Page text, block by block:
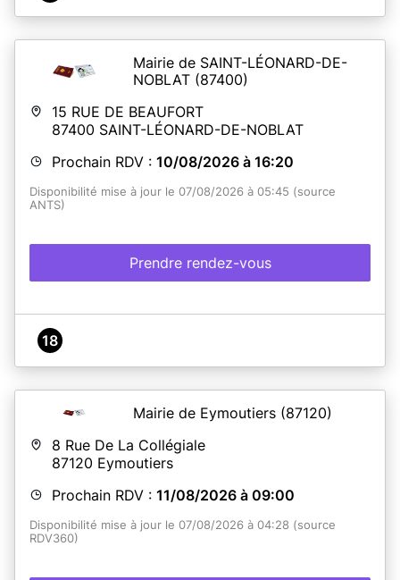
Mairie de SAINT-LÉONARD-DE-
NOBLAT (87400)
15 RUE DE BEAUFORT
87400 SAINT-LÉONARD-DE-NOBLAT
Prochain RDV : 10/08/2026 à 16:20
Disponibilité mise à jour le 07/08/2026 à 05:45 (source
ANTS)
Prendre rendez-vous
18
Mairie de Eymoutiers (87120)
8 Rue De La Collégiale
87120 Eymoutiers
Prochain RDV : 11/08/2026 à 09:00
Disponibilité mise à jour le 07/08/2026 à 04:28 (source
RDV360)